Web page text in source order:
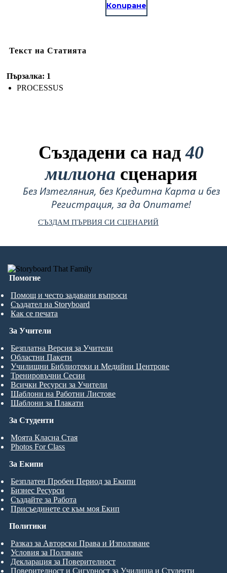
Копиране
Текст на Статията
Пързалка: 1
PROCESSUS
Създадени са над40
милиона сценария
Без Изтегляния, без Кредитна Карта и без
Регистрация, за да Опитате!
СЪЗДАМ ПЪРВИЯ СИ СЦЕНАРИЙ
Помогне
Помощ и често задавани въпроси
Създател на Storyboard
Как се печата
За Студенти
Моята Класна Стая
Photos For Class
За Учители
Безплатна Версия за Учители
Областни Пакети
Училищни Библиотеки и Медийни Центрове
Тренировъчни Сесии
Всички Ресурси за Учители
Шаблони на Работни Листове
Шаблони за Плакати
За Екипи
Безплатен Пробен Период за Екипи
Бизнес Ресурси
Създайте за Работа
Присъединете се към моя Екип
Политики
Разказ за Авторски Права и Използване
Условия за Ползване
Декларация за Поверителност
Поверителност и Сигурност за Училища и Студенти